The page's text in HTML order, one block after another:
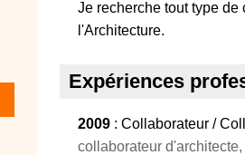
Je recherche tout type de
l'Architecture.
Expériences
2009 : Collaborateur /
collaborateur